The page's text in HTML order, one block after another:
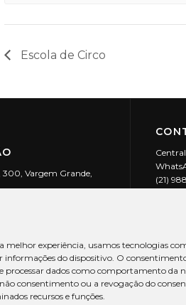
experiência, usamos tecnologias
informações do dispositivo. O
processar dados como comportamento da
não consentimento ou a revogação do
recursos e funções.
Escola de Circo
Vargem Grande,
Central
(21)